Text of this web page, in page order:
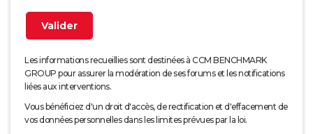
Les informations recueillies sont destinées à CCM BENCHMARK
GROUP pour assurer la modération de ses forums et les notifications
liées aux interventions.
Vous bénéficiez d'un droit d'accès, de rectification et d'effacement de
vos données personnelles dans les limites prévues par la loi.